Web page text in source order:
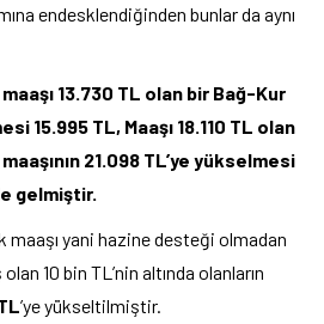
endesklendiğinden bunlar da aynı
13.730 TL olan bir Bağ-Kur
15.995 TL, Maaşı 18.110 TL olan
21.098 TL’ye yükselmesi
gelmiştir.
maaşı yani hazine desteği olmadan
10 bin TL’nin altında olanların
’ye yükseltilmiştir.